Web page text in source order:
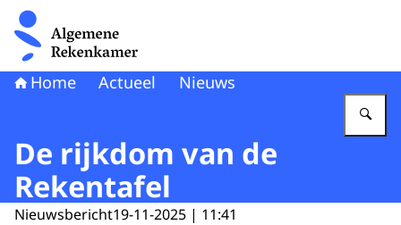
Naar de homepage van Algemene Rekenkamer
Home Actueel Nieuws
De rijkdom van de
Rekentafel
Nieuwsbericht19-11-2025 | 11:41